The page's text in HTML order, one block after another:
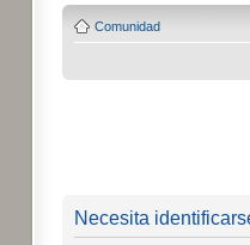
Comunidad
Necesita